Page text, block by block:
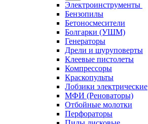
Электроинструменты
Бензопилы
Бетоносмесители
Болгарки (УШМ)
Генераторы
Дрели и шуруповерты
Клеевые пистолеты
Компрессоры
Краскопульты
Лобзики электрические
МФИ (Реноваторы)
Отбойные молотки
Перфораторы